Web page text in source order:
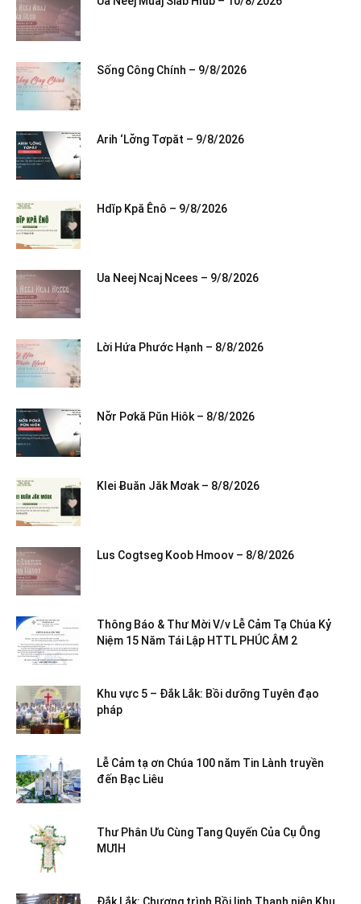
Sống Công Chính – 9/8/2026
Arih ‘Lơ̆ng Tơpăt – 9/8/2026
Hdĭp Kpă Ênô – 9/8/2026
Ua Neej Ncaj Ncees – 9/8/2026
Lời Hứa Phước Hạnh – 8/8/2026
Nơ̆r Pơkă Pŭn Hiôk – 8/8/2026
Klei Ƀuăn Jăk Mơak – 8/8/2026
Lus Cogtseg Koob Hmoov – 8/8/2026
Thông Báo & Thư Mời V/v Lễ Cảm Tạ Chúa Kỷ
Niệm 15 Năm Tái Lập HTTL PHÚC ÂM 2
Khu vực 5 – Đắk Lắk: Bồi dưỡng Tuyên đạo
pháp
Lễ Cảm tạ ơn Chúa 100 năm Tin Lành truyền
đến Bạc Liêu
Thư Phân Ưu Cùng Tang Quyến Của Cụ Ông
MƯIH